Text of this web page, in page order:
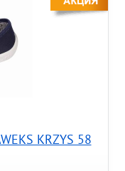
KRZYS 58